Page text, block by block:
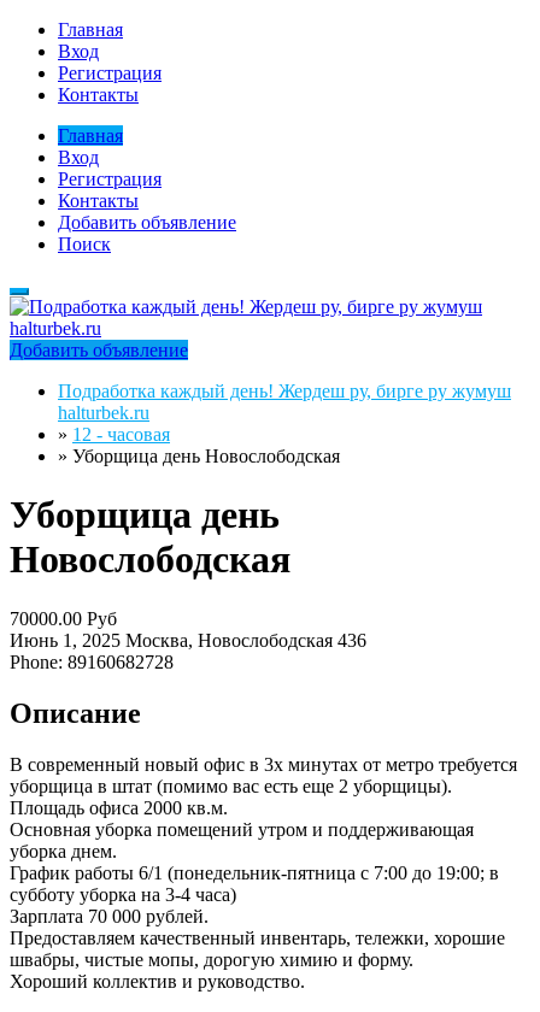
Главная
Вход
Регистрация
Контакты
Главная
Вход
Регистрация
Контакты
Добавить объявление
Поиск
Добавить объявление
Подработка каждый день! Жердеш ру, бирге ру жумуш
halturbek.ru
» 12 - часовая
» Уборщица день Новослободская
Уборщица день
Новослободская
70000.00 Руб
Июнь 1, 2025 Москва, Новослободская 436
Phone: 89160682728
Описание
В современный новый офис в 3х минутах от метро требуется
уборщица в штат (помимо вас есть еще 2 уборщицы).
Площадь офиса 2000 кв.м.
Основная уборка помещений утром и поддерживающая
уборка днем.
График работы 6/1 (понедельник-пятница с 7:00 до 19:00; в
субботу уборка на 3-4 часа)
Зарплата 70 000 рублей.
Предоставляем качественный инвентарь, тележки, хорошие
швабры, чистые мопы, дорогую химию и форму.
Хороший коллектив и руководство.